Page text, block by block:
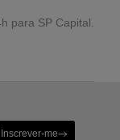
para SP Capital.
Inscrever-me